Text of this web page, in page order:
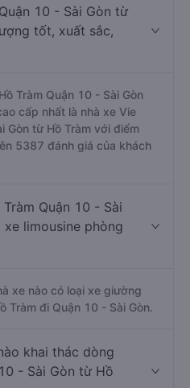
10 - Sài Gòn từ
tốt, xuất sắc,
Tràm Quận 10 - Sài Gòn
cấp nhất là nhà xe Vie
Gòn từ Hồ Tràm với điểm
5387 đánh giá của khách
Quận 10 - Sài
limousine phòng
xe nào có loại xe giường
Tràm đi Quận 10 - Sài Gòn.
khai thác dòng
- Sài Gòn từ Hồ